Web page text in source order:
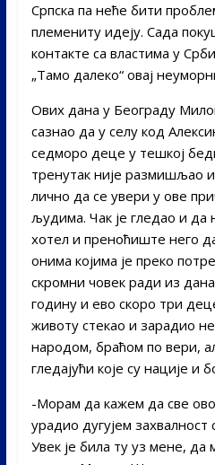
Српска па неће бити
племениту идеју. Сада
контакте са властима у
„Тамо далеко“ овај
Ових дана у Београду
сазнао да у селу код
седморо деце у тешкој
тренутак није размишљао
лично да се увери у ове
људима. Чак је гледао и да
хотел и преноћиште него
онима којима је преко
скромни човек ради из
годину и ево скоро три
животу стекао и зарадио
народом, браћом по вери,
гледајући које су нације и
-Морам да кажем да све
урадио дугујем захвалност
Увек је била ту уз мене, да